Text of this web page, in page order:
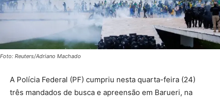
Foto: Reuters/Adriano Machado
A Polícia Federal (PF) cumpriu nesta quarta-feira (24)
três mandados de busca e apreensão em Barueri, na